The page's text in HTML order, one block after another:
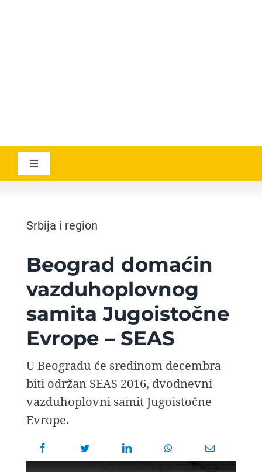
Toggle
Navigation
GEOGRAPHICA
AVIOPEDIA
SPECIJAL
FOTO PRIČA
TEMA
AGENT
Srbija i region
Beograd domaćin
vazduhoplovnog
samita Jugoistočne
Evrope – SEAS
U Beogradu će sredinom decembra
biti održan SEAS 2016, dvodnevni
vazduhoplovni samit Jugoistočne
Evrope.